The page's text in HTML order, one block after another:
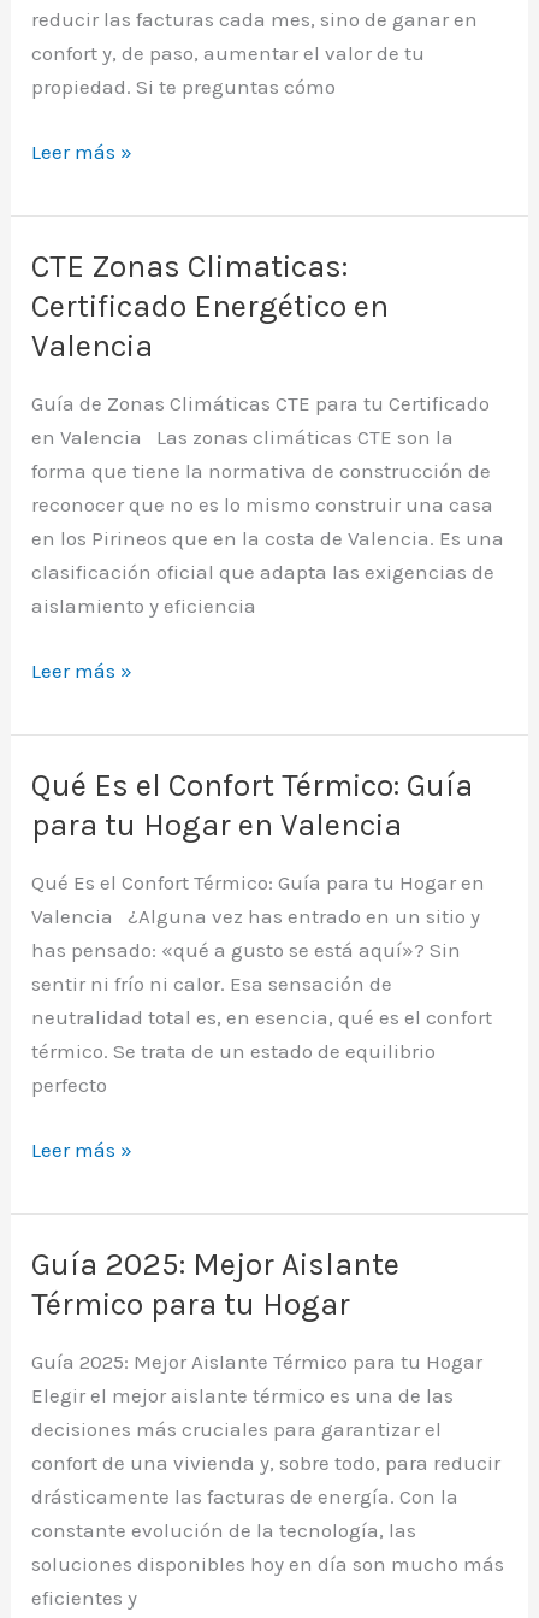
reducir las facturas cada mes, sino de ganar en
confort y, de paso, aumentar el valor de tu
propiedad. Si te preguntas cómo
Cómo
la
Eficiencia
Energética
de
una
Leer más »
CTE Zonas Climaticas:
Certificado Energético en
Valencia
Guía de Zonas Climáticas CTE para tu Certificado
en Valencia Las zonas climáticas CTE son la
forma que tiene la normativa de construcción de
reconocer que no es lo mismo construir una casa
en los Pirineos que en la costa de Valencia. Es una
clasificación oficial que adapta las exigencias de
aislamiento y eficiencia
CTE
Climaticas:
Certificado
Energético
en
Valencia
Leer más »
Qué Es el Confort Térmico: Guía
para tu Hogar en Valencia
Qué Es el Confort Térmico: Guía para tu Hogar en
Valencia ¿Alguna vez has entrado en un sitio y
has pensado: «qué a gusto se está aquí»? Sin
sentir ni frío ni calor. Esa sensación de
neutralidad total es, en esencia, qué es el confort
térmico. Se trata de un estado de equilibrio
perfecto
Qué
el
Confort
Térmico:
Guía
para
tu
Hogar
Valencia
Leer más »
Guía 2025: Mejor Aislante
Térmico para tu Hogar
Guía 2025: Mejor Aislante Térmico para tu Hogar
Elegir el mejor aislante térmico es una de las
decisiones más cruciales para garantizar el
confort de una vivienda y, sobre todo, para reducir
drásticamente las facturas de energía. Con la
constante evolución de la tecnología, las
soluciones disponibles hoy en día son mucho más
eficientes y